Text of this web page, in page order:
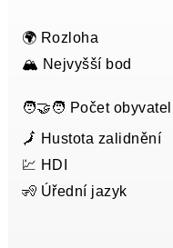
🌍 Rozloha
🏔️ Nejvyšší bod
🧑‍🤝‍🧑 Počet obyvatel
🗾 Hustota zalidnění
💹 HDI
🧏 Úřední jazyk